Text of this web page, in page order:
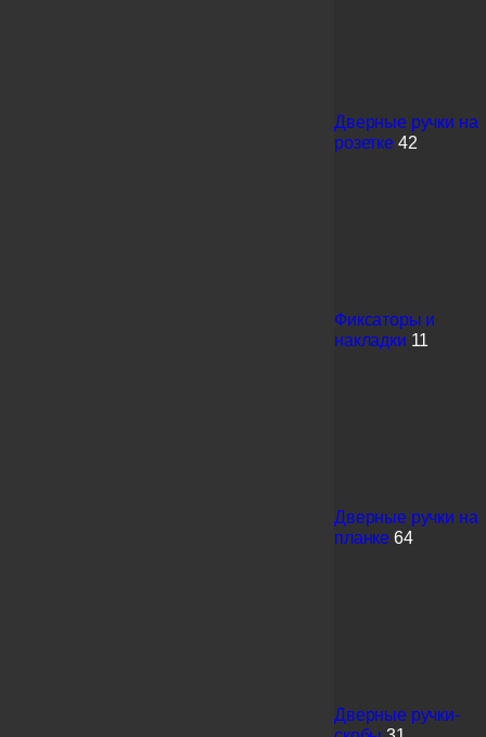
Дверные ручки на
розетке 42
Фиксаторы и
накладки 11
Дверные ручки на
планке 64
Дверные ручки-